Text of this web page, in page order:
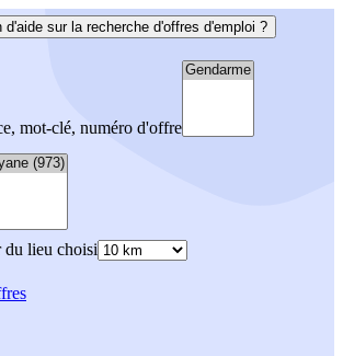
d'aide sur la recherche d'offres d'emploi ?
mot-clé, numéro d'offre
du lieu choisi